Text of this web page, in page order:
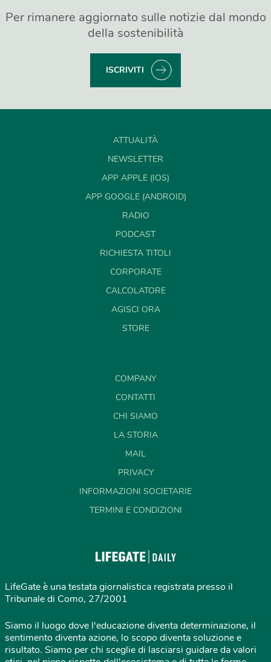
Per rimanere aggiornato sulle notizie dal mondo
della sostenibilità
ISCRIVITI
ATTUALITÀ
NEWSLETTER
APP APPLE (IOS)
APP GOOGLE (ANDROID)
RADIO
PODCAST
RICHIESTA TITOLI
CORPORATE
CALCOLATORE
AGISCI ORA
STORE
COMPANY
CONTATTI
CHI SIAMO
LA STORIA
MAIL
PRIVACY
INFORMAZIONI SOCIETARIE
TERMINI E CONDIZIONI
LifeGate è una testata giornalistica registrata presso il
Tribunale di Como, 27/2001
Siamo il luogo dove l'educazione diventa determinazione, il
sentimento diventa azione, lo scopo diventa soluzione e
risultato. Siamo per chi sceglie di lasciarsi guidare da valori